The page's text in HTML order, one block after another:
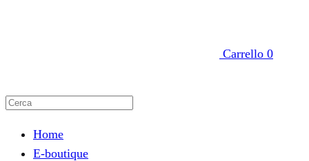
Carrello 0
Home
E-boutique